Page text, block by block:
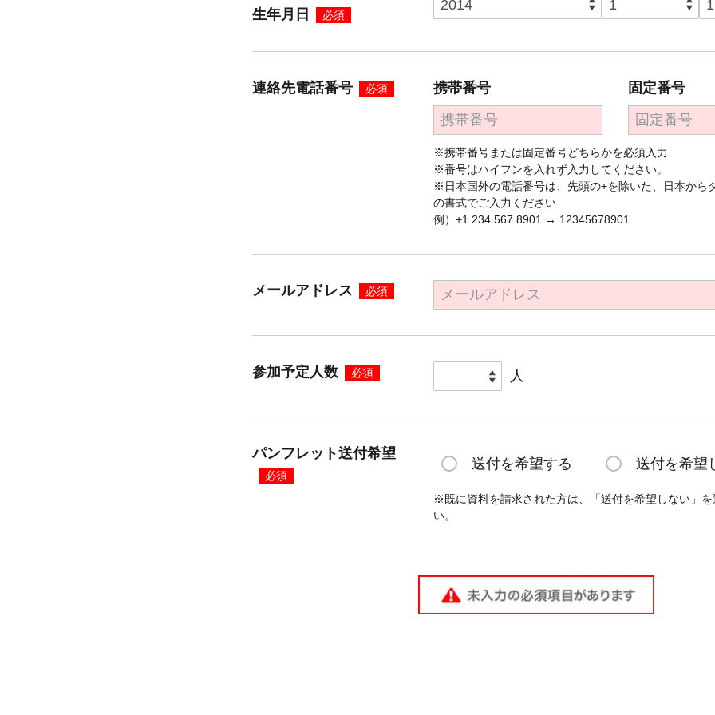
生年月日
必須
連絡先電話番号 必須 携帯番号 固定番号
※携帯番号または固定番号どちらかを必須入力
※番号はハイフンを入れず入力してください。
※日本国外の電話番号は、先頭の+を除いた、日本から
の書式でご入力ください
例）+1 234 567 8901 → 12345678901
メールアドレス 必須
参加予定人数 必須 人
パンフレット送付希望
必須
送付を希望する 送付を希望
※既に資料を請求された方は、「送付を希望しない」を
い。